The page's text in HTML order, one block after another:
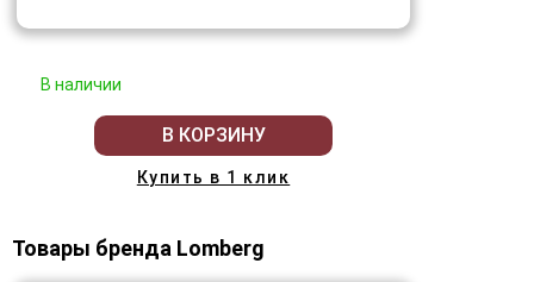
В наличии
В КОРЗИНУ
Купить в 1 клик
Товары бренда Lomberg